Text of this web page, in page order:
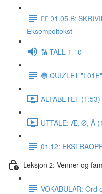
✍🏼 01.05.B:
Eksempeltekst
🔢 TALL 1-10
🔵 QUIZLET
ALFABETET (1:53)
UTTALE: Æ, Ø, Å
01.12:
Leksjon 2: Venner og
VOKABULAR: Ord